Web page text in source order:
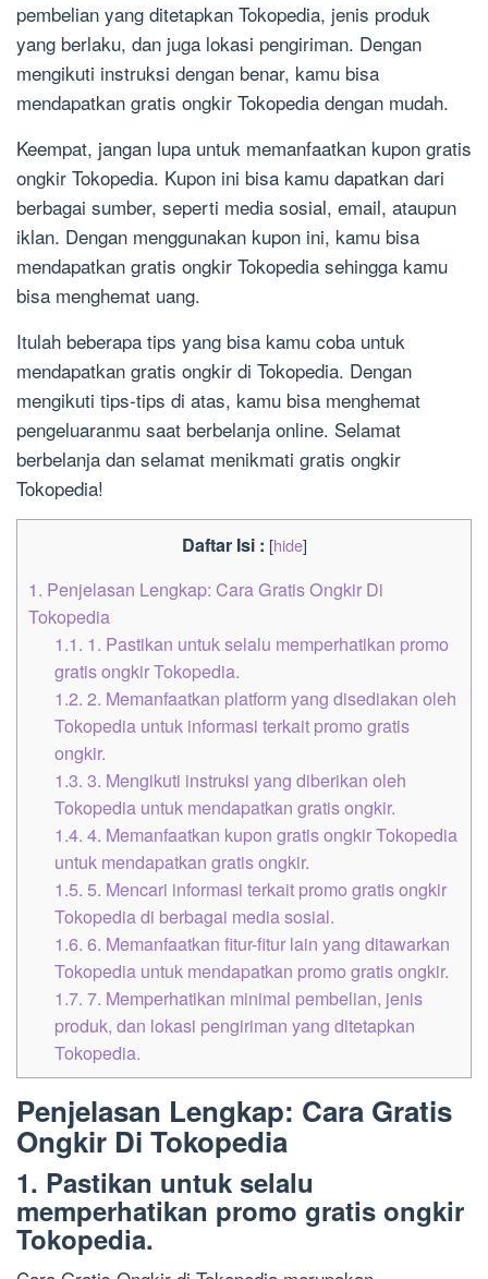
pembelian yang ditetapkan Tokopedia, jenis produk
yang berlaku, dan juga lokasi pengiriman. Dengan
mengikuti instruksi dengan benar, kamu bisa
mendapatkan gratis ongkir Tokopedia dengan mudah.
Keempat, jangan lupa untuk memanfaatkan kupon gratis
ongkir Tokopedia. Kupon ini bisa kamu dapatkan dari
berbagai sumber, seperti media sosial, email, ataupun
iklan. Dengan menggunakan kupon ini, kamu bisa
mendapatkan gratis ongkir Tokopedia sehingga kamu
bisa menghemat uang.
Itulah beberapa tips yang bisa kamu coba untuk
mendapatkan gratis ongkir di Tokopedia. Dengan
mengikuti tips-tips di atas, kamu bisa menghemat
pengeluaranmu saat berbelanja online. Selamat
berbelanja dan selamat menikmati gratis ongkir
Tokopedia!
Daftar Isi : [hide]
1. Penjelasan Lengkap: Cara Gratis Ongkir Di
Tokopedia
1.1. 1. Pastikan untuk selalu memperhatikan promo
gratis ongkir Tokopedia.
1.2. 2. Memanfaatkan platform yang disediakan oleh
Tokopedia untuk informasi terkait promo gratis
ongkir.
1.3. 3. Mengikuti instruksi yang diberikan oleh
Tokopedia untuk mendapatkan gratis ongkir.
1.4. 4. Memanfaatkan kupon gratis ongkir Tokopedia
untuk mendapatkan gratis ongkir.
1.5. 5. Mencari informasi terkait promo gratis ongkir
Tokopedia di berbagai media sosial.
1.6. 6. Memanfaatkan fitur-fitur lain yang ditawarkan
Tokopedia untuk mendapatkan promo gratis ongkir.
1.7. 7. Memperhatikan minimal pembelian, jenis
produk, dan lokasi pengiriman yang ditetapkan
Tokopedia.
Penjelasan Lengkap: Cara Gratis
Ongkir Di Tokopedia
1. Pastikan untuk selalu
memperhatikan promo gratis ongkir
Tokopedia.